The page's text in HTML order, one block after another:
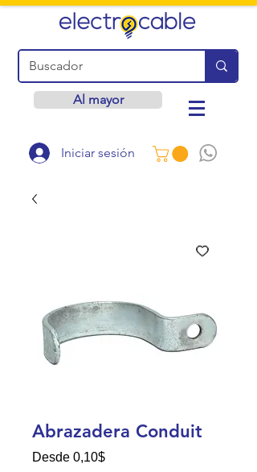
Al mayor
Iniciar sesión
Abrazadera Conduit
Desde 0,10$Precio de oferta